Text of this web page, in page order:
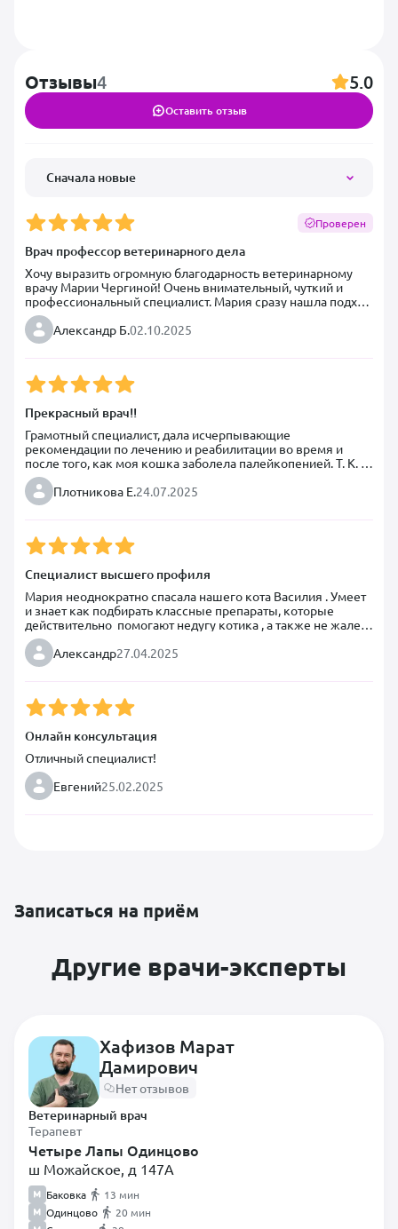
Отзывы4 5.0
Оставить отзыв
Сначала новые
Проверен
Врач профессор ветеринарного дела
Хочу выразить огромную благодарность ветеринарному
врачу Марии Чергиной! Очень внимательный, чуткий и
профессиональный специалист. Мария сразу нашла подход
к нашему коту Ваське , подробно объяснила всё по
состоянию и лечению, ответила на все вопросы. Видно, что
ей действительно важно помочь животному, а не просто
«отработать приём».
Благодаря её рекомендациям питомец быстро пошёл на
поправку. Теперь обращаться будем только к ней! Спасибо
отношение ❤️
Александр Б.02.10.2025
Прекрасный врач!!
Грамотный специалист, дала исчерпывающие
рекомендации по лечению и реабилитации во время и
после того, как моя кошка заболела палейкопенией. Т. К.
Живу в маленьклм поселке и хороших специалистов нет,
таккя площадка для консультаций просто находка. А
Марию Чергину послал сам Бог, именно к ней я попала на
консультацию. Она скорректировала и исправила ошибки а
назначенном лечении. Теперь с моей котей все хорошо,
прошло уже 7месяцев,кошка полностью восстановилась. А
Плотникова Е.24.07.2025
Специалист высшего профиля
Мария неоднократно спасала нашего кота Василия . Умеет
и знает как подбирать классные препараты, которые
действительно  помогают недугу котика , а также не жалеет
ни времени ни сил чтобы разобраться в проблеме и
поддержать хозяев . Очень рекомендуем с женой Марию .
Доверяем и ценим.
Александр27.04.2025
Онлайн консультация
Отличный специалист!
Евгений25.02.2025
Записаться на приём
Другие врачи-эксперты
Хафизов Марат
Дамирович
Нет отзывов
Ветеринарный врач
Терапевт
Четыре Лапы Одинцово
ш Можайское, д 147А
Баковка
13 мин
Одинцово
20 мин